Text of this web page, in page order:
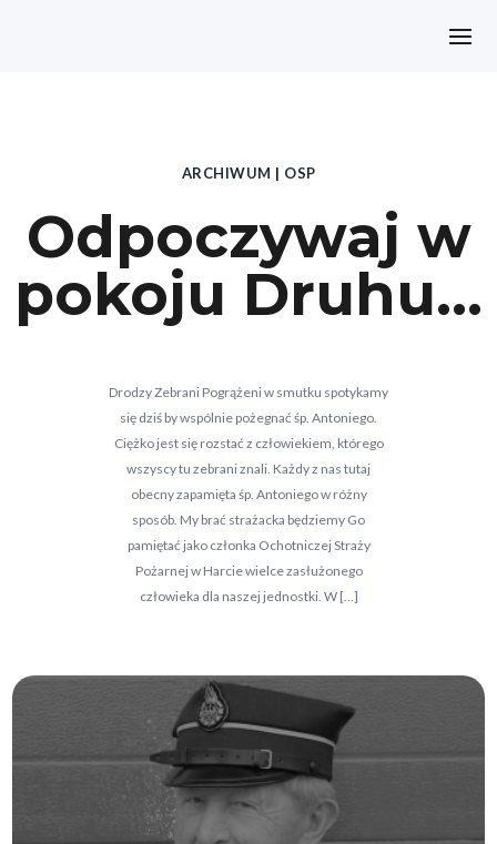
ARCHIWUM | OSP
Odpoczywaj w
pokoju Druhu…
Drodzy Zebrani Pogrążeni w smutku spotykamy
się dziś by wspólnie pożegnać śp. Antoniego.
Ciężko jest się rozstać z człowiekiem, którego
wszyscy tu zebrani znali. Każdy z nas tutaj
obecny zapamięta śp. Antoniego w różny
sposób. My brać strażacka będziemy Go
pamiętać jako członka Ochotniczej Straży
Pożarnej w Harcie wielce zasłużonego
człowieka dla naszej jednostki. W […]